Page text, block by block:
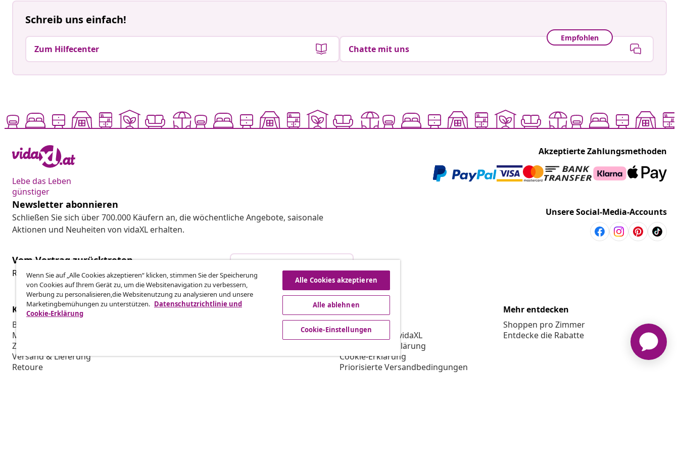
Schreib uns einfach!
Zum Hilfecenter
Empfohlen
Chatte mit uns
Lebe das Leben
günstiger
Akzeptierte Zahlungsmethoden
Newsletter abonnieren
Schließen Sie sich über 700.000 Käufern an, die wöchentliche Angebote, saisonale
Aktionen und Neuheiten von vidaXL erhalten.
Unsere Social-Media-Accounts
Vom Vertrag zurücktreten
Reiche einen Widerrufsantrag für deine Bestellung ein.
Kundenservice
Bestellung verfolgen
Mein Konto
Zahlung
Versand & Lieferung
Retoure
Business
vidaXL
Über vidaXL
AGB Verkäufer vidaXL
Datenschutzerklärung
Cookie-Erklärung
Priorisierte Versandbedingungen
Mehr entdecken
Shoppen pro Zimmer
Entdecke die Rabatte
Wenn Sie auf „Alle Cookies akzeptieren“ klicken, stimmen Sie der Speicherung
von Cookies auf Ihrem Gerät zu, um die Websitenavigation zu verbessern,
Werbung zu personalisieren,die Websitenutzung zu analysieren und unsere
Marketingbemühungen zu unterstützen. Datenschutzrichtlinie und
Cookie-Erklärung
Alle Cookies akzeptieren
Alle ablehnen
Cookie-Einstellungen